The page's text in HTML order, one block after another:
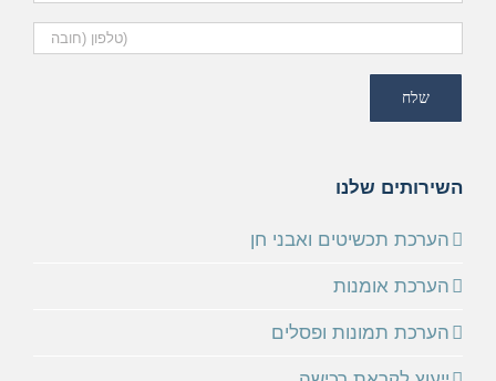
השירותים שלנו
הערכת תכשיטים ואבני חן
הערכת אומנות
הערכת תמונות ופסלים